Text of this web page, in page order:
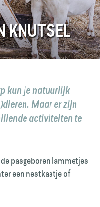
KNUTSEL
kun je natuurlijk
Maar er zijn
activiteiten te
pasgeboren lammetjes
een nestkastje of